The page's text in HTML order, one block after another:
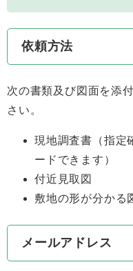
依頼方法
次の書類及び図面を添
さい。
現地調査書（指定
ードできます）
付近見取図
敷地の形が分かる
メールアドレス